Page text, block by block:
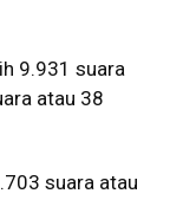
9.931 suara
atau 38
suara atau